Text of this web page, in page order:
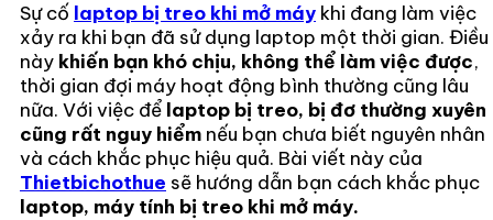
Sự cố laptop bị treo khi mở máy khi đang làm việc
xảy ra khi bạn đã sử dụng laptop một thời gian. Điều
này khiến bạn khó chịu, không thể làm việc được,
thời gian đợi máy hoạt động bình thường cũng lâu
nữa. Với việc để laptop bị treo, bị đơ thường xuyên
cũng rất nguy hiểm nếu bạn chưa biết nguyên nhân
và cách khắc phục hiệu quả. Bài viết này của
Thietbichothue sẽ hướng dẫn bạn cách khắc phục
laptop, máy tính bị treo khi mở máy.